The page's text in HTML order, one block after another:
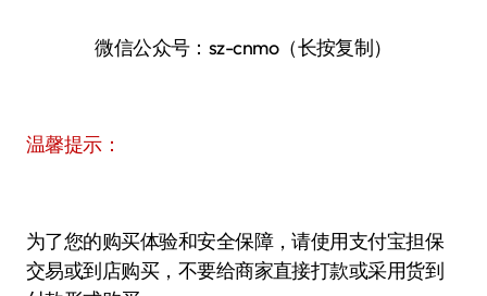
微信公众号：sz-cnmo（长按复制）
温馨提示：
为了您的购买体验和安全保障，请使用支付宝担保
交易或到店购买，不要给商家直接打款或采用货到